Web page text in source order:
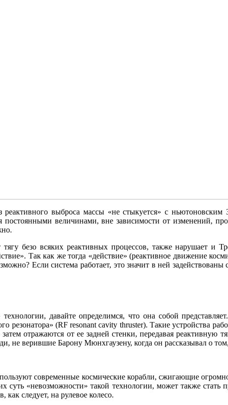
выброса массы «не стыкуется» с ньютоновским
величинами, вне зависимости от изменений,
тягу безо всяких реактивных процессов, также нарушает
Так как же тогда «действие» (реактивное движение
Если система работает, это значит в ней
давайте определимся, что она собой
резонатора» (RF resonant cavity thruster). Такие устройства
отражаются от ее задней стенки, передавая
не верившие Барону Мюнхгаузену, когда он рассказывал о
современные космические корабли, сжигающие
«невозможности» такой технологии, может также стать
как следует, на рулевое колесо.